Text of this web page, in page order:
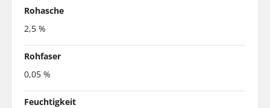
Rohasche
2,5 %
Rohfaser
0,05 %
Feuchtigkeit